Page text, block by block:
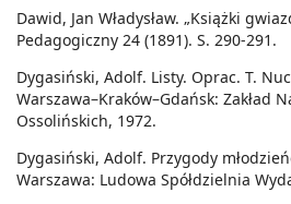
Dawid, Jan Władysław. „Książki
Pedagogiczny 24 (1891). S. 290-291.
Dygasiński, Adolf. Listy. Oprac. T.
Warszawa–Kraków–Gdańsk: Zakład
Ossolińskich, 1972.
Dygasiński, Adolf. Przygody
Warszawa: Ludowa Spółdzielnia